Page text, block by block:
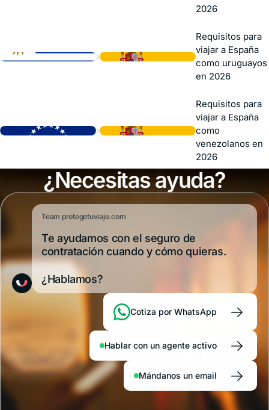
2026
›
Requisitos para
viajar a España
como uruguayos
en 2026
›
Requisitos para
viajar a España
como
venezolanos en
2026
¿Necesitas ayuda?
Team protegetuviaje.com
Te ayudamos con el seguro de
contratación cuando y cómo quieras.
¿Hablamos?
Cotiza por WhatsApp →
Hablar con un agente activo →
Mándanos un email →